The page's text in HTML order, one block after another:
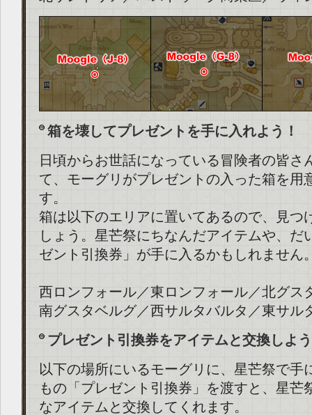
箱を壊してプレゼントを手に入れよう！
日頃からお世話になっている冒険者の皆さ
て、モーグリがプレゼントの入った箱を用
す。
箱は以下のエリアに置いてあるので、見つ
しょう。星芒祭にちなんだアイテムや、だ
ゼント引換券」が手に入るかもしれません
西ロンフォール／東ロンフォール／北グス
南グスタベルグ／西サルタバルタ／東サル
プレゼント引換券をアイテムと交換しよう
以下の場所にいるモーグリに、星芒祭で手
もの「プレゼント引換券」を渡すと、星芒
なアイテムと交換してくれます。